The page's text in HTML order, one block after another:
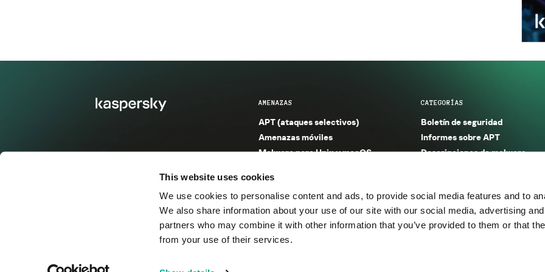
This website uses cookies
We use cookies to personalise content and ads, to provide social media features and to
We also share information about your use of our site with our social media, advertising
partners who may combine it with other information that you’ve provided to them or that
from your use of their services.
AMENAZAS
APT (ataques selectivos)
Amenazas móviles
Malware para Unix y macOS
Entorno seguro (IoT)
Amenazas financieras
Amenazas industriales
Spam y phishing
CATEGORÍAS
Boletín de seguridad
Informes sobre APT
Descripciones de malware
Informes sobre spam y
Publicaciones
Incidentes
© 2026 AO Kaspersky Lab. Todos los derechos reservados.